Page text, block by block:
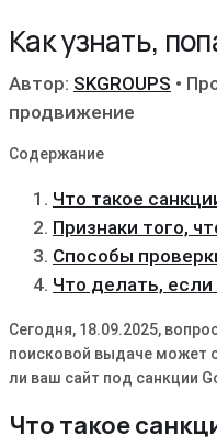
Как узнать,
Автор: SKGROUPS •
продвижение
Содержание
Что такое
Признаки того,
Способы
Что делать, если
Сегодня, 18.09.2025,
поисковой выдаче может
ли ваш сайт под санкции
Что такое